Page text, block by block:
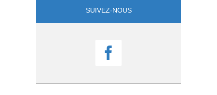
SUIVEZ-NOUS
